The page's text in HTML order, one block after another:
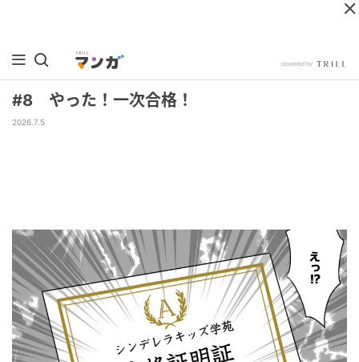
#8 やった！一次合格！
2026.7.5